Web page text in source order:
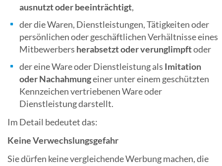
ausnutzt oder beeinträchtigt,
der die Waren, Dienstleistungen, Tätigkeiten oder
persönlichen oder geschäftlichen Verhältnisse eines
Mitbewerbers herabsetzt oder verunglimpftoder
der eine Ware oder Dienstleistung als Imitation
oder Nachahmungeiner unter einem geschützten
Kennzeichen vertriebenen Ware oder
Dienstleistung darstellt.
Im Detail bedeutet das:
Keine Verwechslungsgefahr
Sie dürfen keine vergleichende Werbung machen, die